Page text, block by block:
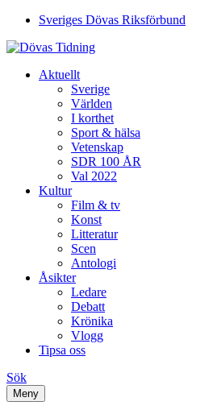
Sveriges Dövas Riksförbund
Aktuellt
Sverige
Världen
I korthet
Sport & hälsa
Vetenskap
SDR 100 ÅR
Val 2022
Kultur
Film & tv
Konst
Litteratur
Scen
Antologi
Åsikter
Ledare
Debatt
Krönika
Vlogg
Tipsa oss
Sök
Meny